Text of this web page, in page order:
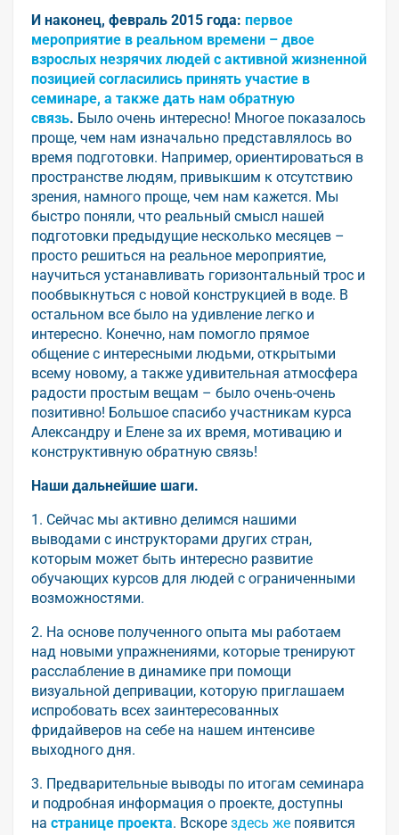
И наконец, февраль 2015 года: первое
мероприятие в реальном времени – двое
взрослых незрячих людей с активной жизненной
позицией согласились принять участие в
семинаре, а также дать нам обратную
связь. Было очень интересно! Многое показалось
проще, чем нам изначально представлялось во
время подготовки. Например, ориентироваться в
пространстве людям, привыкшим к отсутствию
зрения, намного проще, чем нам кажется. Мы
быстро поняли, что реальный смысл нашей
подготовки предыдущие несколько месяцев –
просто решиться на реальное мероприятие,
научиться устанавливать горизонтальный трос и
пообвыкнуться с новой конструкцией в воде. В
остальном все было на удивление легко и
интересно. Конечно, нам помогло прямое
общение с интересными людьми, открытыми
всему новому, а также удивительная атмосфера
радости простым вещам – было очень-очень
позитивно! Большое спасибо участникам курса
Александру и Елене за их время, мотивацию и
конструктивную обратную связь!
Наши дальнейшие шаги.
1. Сейчас мы активно делимся нашими
выводами с инструкторами других стран,
которым может быть интересно развитие
обучающих курсов для людей с ограниченными
возможностями.
2. На основе полученного опыта мы работаем
над новыми упражнениями, которые тренируют
расслабление в динамике при помощи
визуальной депривации, которую приглашаем
испробовать всех заинтересованных
фридайверов на себе на нашем интенсиве
выходного дня.
3. Предварительные выводы по итогам семинара
и подробная информация о проекте, доступны
на странице проекта. Вскоре здесь же появится